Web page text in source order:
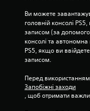
Ви можете
головній консолі
записом (за
консолі та
PS5, якщо ви
записом.
Перед
Запобіжні заходи
, щоб отримати